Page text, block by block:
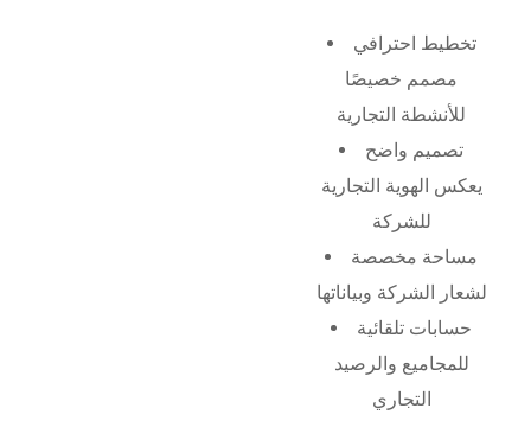
تخطيط احترافي
مصمم خصيصًا
للأنشطة التجارية
تصميم واضح
يعكس الهوية التجارية
للشركة
مساحة مخصصة
لشعار الشركة وبياناتها
حسابات تلقائية
للمجاميع والرصيد
التجاري